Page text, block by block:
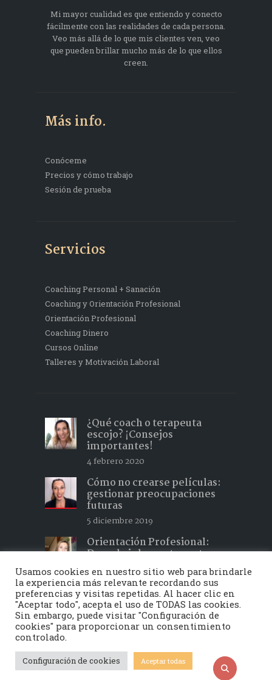
Mi mayor cualidad es que entiendo y conecto
fácilmente con las realidades de cada persona.
Veo más allá de lo que mis clientes ven, veo
que pueden brillar mucho más de lo que ellos
creen.
Más info.
Conóceme
Precios y cómo trabajo
Sesión de prueba
Servicios
Coaching Personal + Sanación
Coaching y Orientación Profesional
Orientación Profesional
Coaching Dinero
Cursos Online
Talleres y Motivación Laboral
¿Qué coach o terapeuta
escojo? ¡Consejos
importantes!
4 febrero 2020
Cómo no crearse películas:
gestionar preocupaciones
futuras
5 diciembre 2019
Orientación Profesional:
Descubrir lo que te gusta y
hacer lo que te apasiona 2
15 febrero 2019
Toquedeluz © 2020 - Todos los derechos
reservados | Developed by
legal
| Política de privacidad |
Política de
cookies|Política de ventas y cancelación
Usamos cookies en nuestro sitio web para brindarle
la experiencia más relevante recordando sus
preferencias y visitas repetidas. Al hacer clic en
"Aceptar todo", acepta el uso de TODAS las cookies.
Sin embargo, puede visitar "Configuración de
cookies" para proporcionar un consentimiento
controlado.
Configuración de cookies Aceptar todas